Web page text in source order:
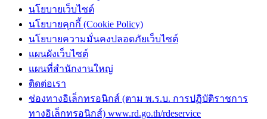
นโยบายเว็บไซต์
นโยบายคุกกี้ (Cookie Policy)
นโยบายความมั่นคงปลอดภัยเว็บไซต์
แผนผังเว็บไซต์
แผนที่สำนักงานใหญ่
ติดต่อเรา
ช่องทางอิเล็กทรอนิกส์ (ตาม พ.ร.บ. การปฏิบัติราชการ
ทางอิเล็กทรอนิกส์) www.rd.go.th/rdeservice